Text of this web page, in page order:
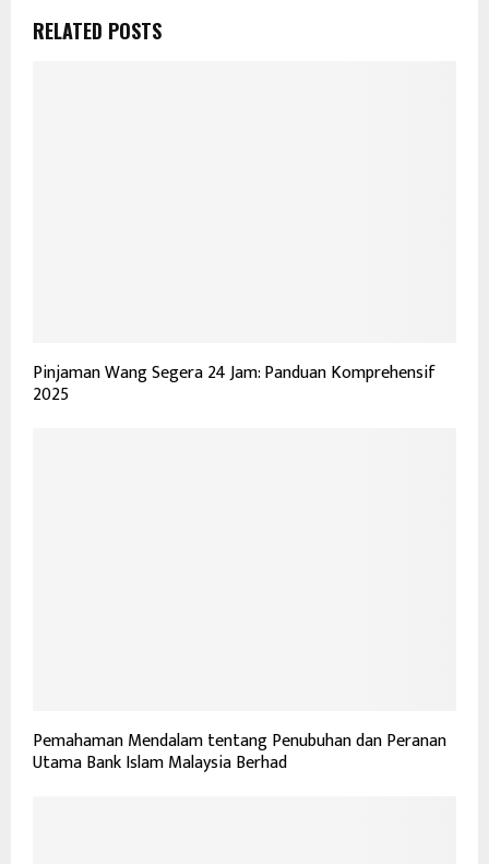
RELATED POSTS
Pinjaman Wang Segera 24 Jam: Panduan Komprehensif
2025
Pemahaman Mendalam tentang Penubuhan dan Peranan
Utama Bank Islam Malaysia Berhad